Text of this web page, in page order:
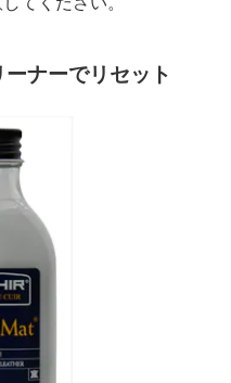
ナーでリセット